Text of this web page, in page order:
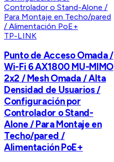
TP-LINK
Punto de Acceso Omada /
Wi-Fi 6 AX1800 MU-MIMO
2x2 / Mesh Omada / Alta
Densidad de Usuarios /
Configuración por
Controlador o Stand-
Alone / Para Montaje en
Techo/pared /
Alimentación PoE+